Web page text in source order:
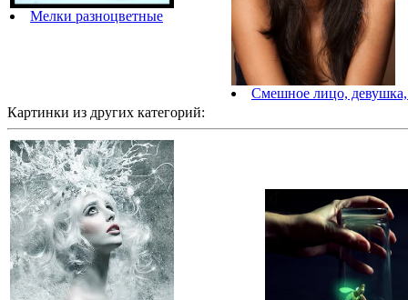
Мелки разноцветные
Смешное лицо, девушка,
Картинки из других категорий: